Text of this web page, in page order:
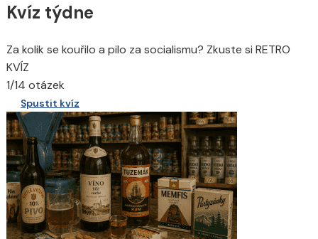
Kvíz týdne
Za kolik se kouřilo a pilo za socialismu? Zkuste si RETRO
KVÍZ
1/14 otázek
Spustit kvíz